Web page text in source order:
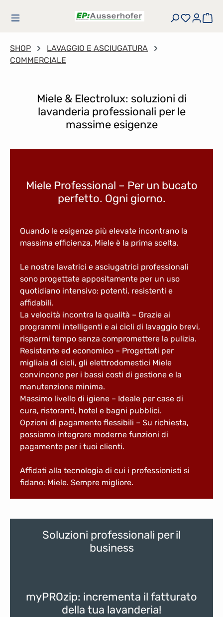
Passa al contenuto principale
Hai 0Il
SHOP
LAVAGGIO E ASCIUGATURA
COMMERCIALE
Miele & Electrolux: soluzioni di
lavanderia professionali per le
massime esigenze
Miele Professional – Per un bucato
perfetto. Ogni giorno.
Quando le esigenze più elevate incontrano la
massima efficienza, Miele è la prima scelta.
Le nostre lavatrici e asciugatrici professionali
sono progettate appositamente per un uso
quotidiano intensivo: potenti, resistenti e
affidabili.
La velocità incontra la qualità – Grazie ai
programmi intelligenti e ai cicli di lavaggio brevi,
risparmi tempo senza compromettere la pulizia.
Resistente ed economico – Progettati per
migliaia di cicli, gli elettrodomestici Miele
convincono per i bassi costi di gestione e la
manutenzione minima.
Massimo livello di igiene – Ideale per case di
cura, ristoranti, hotel e bagni pubblici.
Opzioni di pagamento flessibili – Su richiesta,
possiamo integrare moderne funzioni di
pagamento per i tuoi clienti.
Affidati alla tecnologia di cui i professionisti si
fidano: Miele. Sempre migliore.
Soluzioni professionali per il
business
myPROzip: incrementa il fatturato
della tua lavanderia!